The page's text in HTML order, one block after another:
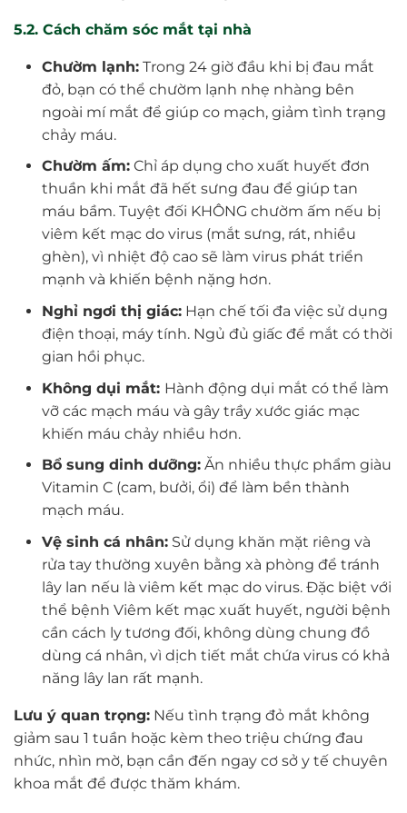
5.2. Cách chăm sóc mắt tại nhà
Chườm lạnh:Trong 24 giờ đầu khi bị đau mắt
đỏ, bạn có thể chườm lạnh nhẹ nhàng bên
ngoài mí mắt để giúp co mạch, giảm tình trạng
chảy máu.
Chườm ấm:Chỉ áp dụng cho xuất huyết đơn
thuần khi mắt đã hết sưng đau để giúp tan
máu bầm. Tuyệt đối KHÔNG chườm ấm nếu bị
viêm kết mạc do virus (mắt sưng, rát, nhiều
ghèn), vì nhiệt độ cao sẽ làm virus phát triển
mạnh và khiến bệnh nặng hơn.
Nghỉ ngơi thị giác:Hạn chế tối đa việc sử dụng
điện thoại, máy tính. Ngủ đủ giấc để mắt có thời
gian hồi phục.
Không dụi mắt: Hành động dụi mắt có thể làm
vỡ các mạch máu và gây trầy xước giác mạc
khiến máu chảy nhiều hơn.
Bổ sung dinh dưỡng:Ăn nhiều thực phẩm giàu
Vitamin C (cam, bưởi, ổi) để làm bền thành
mạch máu.
Vệ sinh cá nhân:Sử dụng khăn mặt riêng và
rửa tay thường xuyên bằng xà phòng để tránh
lây lan nếu là viêm kết mạc do virus. Đặc biệt với
thể bệnh Viêm kết mạc xuất huyết, người bệnh
cần cách ly tương đối, không dùng chung đồ
dùng cá nhân, vì dịch tiết mắt chứa virus có khả
năng lây lan rất mạnh.
Lưu ý quan trọng: Nếu tình trạng đỏ mắt không
giảm sau 1 tuần hoặc kèm theo triệu chứng đau
nhức, nhìn mờ, bạn cần đến ngay cơ sở y tế chuyên
khoa mắt để được thăm khám.